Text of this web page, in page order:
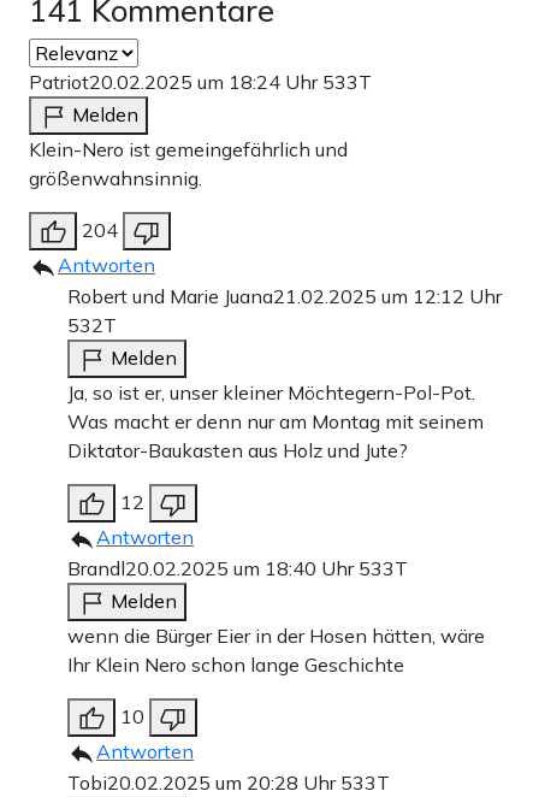
141 Kommentare
Patriot20.02.2025 um 18:24 Uhr 533T
Melden
Klein-Nero ist gemeingefährlich und
größenwahnsinnig.
204
Antworten
Robert und Marie Juana21.02.2025 um 12:12 Uhr
532T
Melden
Ja, so ist er, unser kleiner Möchtegern-Pol-Pot.
Was macht er denn nur am Montag mit seinem
Diktator-Baukasten aus Holz und Jute?
12
Antworten
Brandl20.02.2025 um 18:40 Uhr 533T
Melden
wenn die Bürger Eier in der Hosen hätten, wäre
Ihr Klein Nero schon lange Geschichte
10
Antworten
Tobi20.02.2025 um 20:28 Uhr 533T